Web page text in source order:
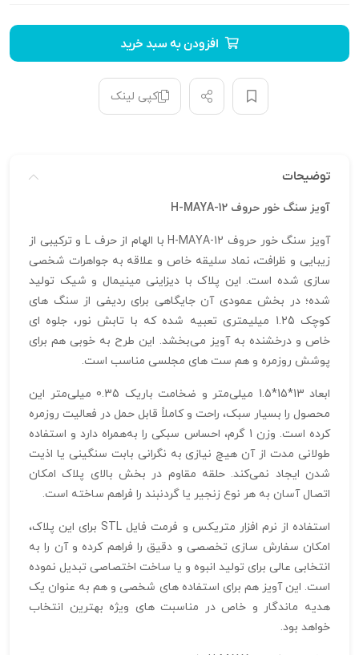
افزودن به سبد خرید
کپی لینک
توضیحات
آویز سنگ خور حروف H-MAYA-12
آویز سنگ خور حروف H-MAYA-12 با الهام از حرف L و ترکیبی از
زیبایی و ظرافت، نماد سلیقه خاص و علاقه به جواهرات شخصی‌
سازی شده است. این پلاک با دیزاینی مینیمال و شیک تولید
شده؛ در بخش عمودی آن جایگاهی برای ردیفی از سنگ‌ های
کوچک 1.25 میلیمتری تعبیه شده که با تابش نور، جلوه‌ ای
خاص و درخشنده به آویز می‌بخشد. این طرح به خوبی هم برای
پوشش روزمره و هم ست‌ های مجلسی مناسب است.
ابعاد 13*15*1.5 میلی‌متر و ضخامت باریک 0.35 میلی‌متر این
محصول را بسیار سبک، راحت و کاملاً قابل حمل در فعالیت روزمره
کرده است. وزن 1 گرم، احساس سبکی را به‌همراه دارد و استفاده
طولانی‌ مدت از آن هیچ نیازی به نگرانی بابت سنگینی یا اذیت‌
شدن ایجاد نمی‌کند. حلقه مقاوم در بخش بالای پلاک امکان
اتصال آسان به هر نوع زنجیر یا گردنبند را فراهم ساخته است.
استفاده از نرم‌ افزار متریکس و فرمت فایل STL برای این پلاک،
امکان سفارش‌ سازی تخصصی و دقیق را فراهم کرده و آن را به
انتخابی عالی برای تولید انبوه و یا ساخت اختصاصی تبدیل نموده
است. این آویز هم برای استفاده‌ های شخصی و هم به عنوان یک
هدیه ماندگار و خاص در مناسبت‌ های ویژه بهترین انتخاب
خواهد بود.